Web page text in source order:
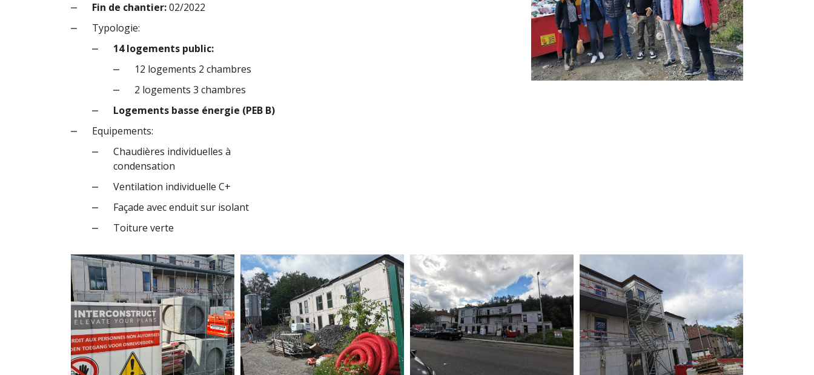
Fin de chantier:02/2022
Typologie:
14 logements public:
12 logements 2 chambres
2 logements 3 chambres
Logements basse énergie (PEB B)
Equipements:
Chaudières individuelles à
condensation
Ventilation individuelle C+
Façade avec enduit sur isolant
Toiture verte